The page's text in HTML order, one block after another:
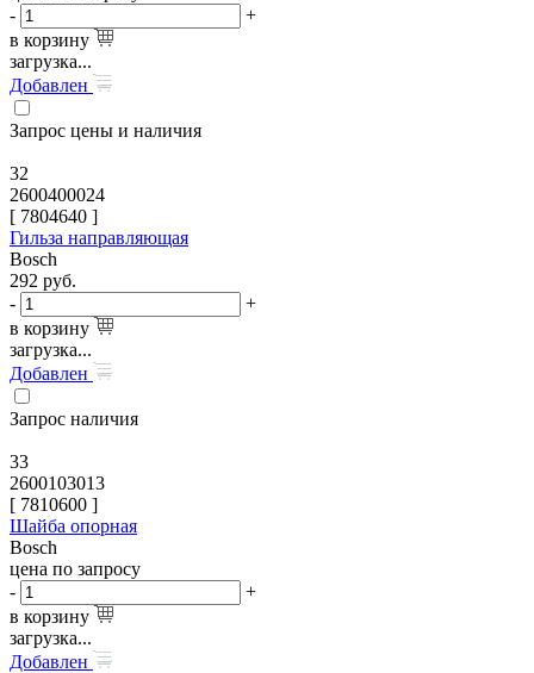
-
+
в корзину
загрузка...
Добавлен
Запрос цены и наличия
32
2600400024
[ 7804640 ]
Гильза направляющая
Bosch
292 руб.
-
+
в корзину
загрузка...
Добавлен
Запрос наличия
33
2600103013
[ 7810600 ]
Шайба опорная
Bosch
цена по запросу
-
+
в корзину
загрузка...
Добавлен